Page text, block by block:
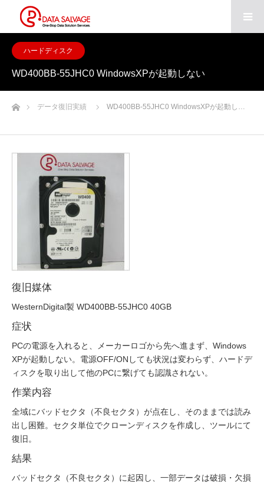
ハードディスク
WD400BB-55JHC0 WindowsXPが起動しない
ホームデータ復旧実績 WD400BB-55JHC0 WindowsXPが起動し…
復旧媒体
WesternDigital製 WD400BB-55JHC0 40GB
症状
PCの電源を入れると、メーカーロゴから先へ進まず、Windows
XPが起動しない。電源OFF/ONしても状況は変わらず、ハードデ
ィスクを取り出して他のPCに繋げても認識されない。
作業内容
全域にバッドセクタ（不良セクタ）が点在し、そのままでは読み
出し困難。セクタ単位でクローンディスクを作成し、ツールにて
復旧。
結果
バッドセクタ（不良セクタ）に起因し、一部データは破損・欠損